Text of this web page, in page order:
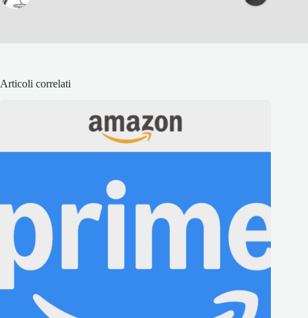
Articoli correlati